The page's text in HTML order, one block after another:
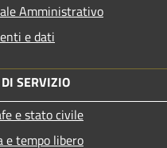
Amministrativo
e dati
SERVIZIO
e stato civile
e tempo libero